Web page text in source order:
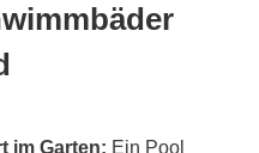
im Garten: Ein Pool